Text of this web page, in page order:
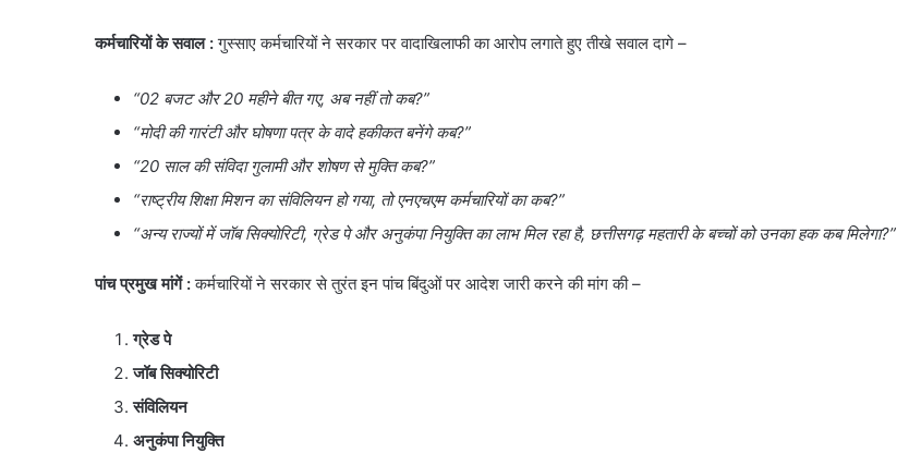
कर्मचारियों के सवाल :गुस्साए कर्मचारियों ने सरकार पर वादाखिलाफी का आरोप लगाते हुए तीखे सवाल दागे –
“02 बजट और 20 महीने बीत गए, अब नहीं तो कब?”
“मोदी की गारंटी और घोषणा पत्र के वादे हकीकत बनेंगे कब?”
“20 साल की संविदा गुलामी और शोषण से मुक्ति कब?”
“राष्ट्रीय शिक्षा मिशन का संविलियन हो गया, तो एनएचएम कर्मचारियों का कब?”
“अन्य राज्यों में जॉब सिक्योरिटी, ग्रेड पे और अनुकंपा नियुक्ति का लाभ मिल रहा है, छत्तीसगढ़ महतारी के बच्चों को उनका हक कब मिलेगा?”
पांच प्रमुख मांगें :कर्मचारियों ने सरकार से तुरंत इन पांच बिंदुओं पर आदेश जारी करने की मांग की –
ग्रेड पे
जॉब सिक्योरिटी
संविलियन
अनुकंपा नियुक्ति